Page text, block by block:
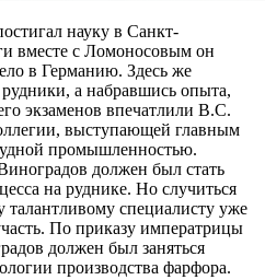
науку в Санкт-
вместе с Ломоносовым он
в Германию. Здесь же
а набравшись опыта,
экзаменов впечатлили В.С.
выступающей главным
промышленностью.
должен был стать
на руднике. Но случиться
талантливому специалисту уже
По приказу императрицы
должен был заняться
производства фарфора.